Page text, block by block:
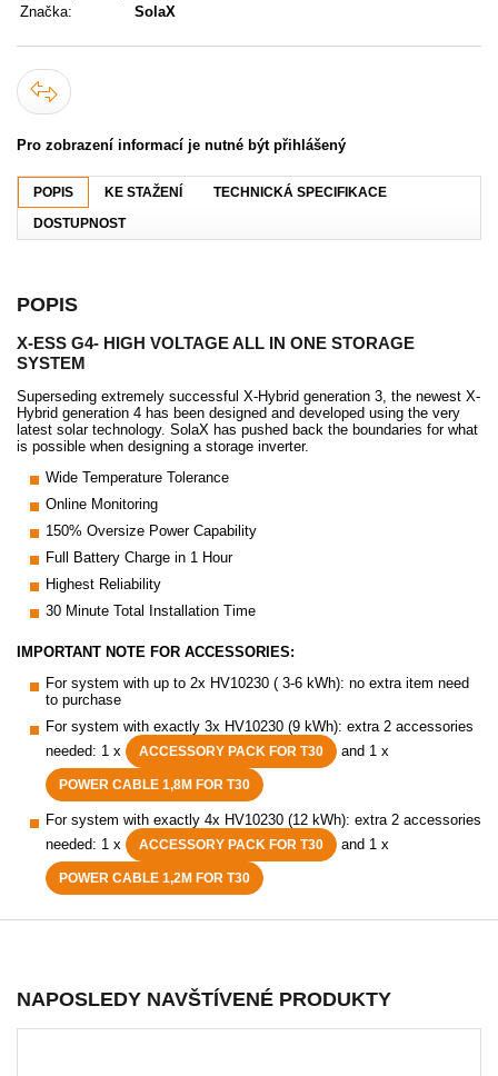
Značka:
SolaX
Pro zobrazení informací je nutné být přihlášený
POPIS KE STAŽENÍ
TECHNICKÁ SPECIFIKACE
DOSTUPNOST
POPIS
X-ESS G4- HIGH VOLTAGE ALL IN ONE STORAGE
SYSTEM
Superseding extremely successful X-Hybrid generation 3, the newest X-
Hybrid generation 4 has been designed and developed using the very
latest solar technology. SolaX has pushed back the boundaries for what
is possible when designing a storage inverter.
Wide Temperature Tolerance
Online Monitoring
150% Oversize Power Capability
Full Battery Charge in 1 Hour
Highest Reliability
30 Minute Total Installation Time
IMPORTANT NOTE FOR ACCESSORIES:
For system with up to 2x HV10230 ( 3-6 kWh): no extra item need
to purchase
For system with exactly 3x HV10230 (9 kWh): extra 2 accessories
needed: 1 x
ACCESSORY PACK FOR T30 and 1 x
POWER CABLE 1,8M FOR T30
For system with exactly 4x HV10230 (12 kWh): extra 2 accessories
needed: 1 x
ACCESSORY PACK FOR T30 and 1 x
POWER CABLE 1,2M FOR T30
NAPOSLEDY NAVŠTÍVENÉ PRODUKTY